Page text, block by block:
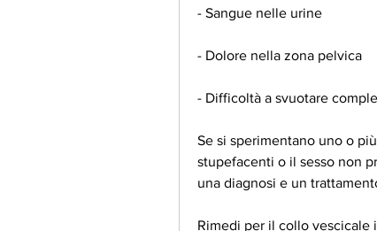
- Sangue nelle urine
- Dolore nella zona pelvica
- Difficoltà a svuotare
Se si sperimentano uno o
stupefacenti o il sesso non
una diagnosi e un
Rimedi per il collo vescicale